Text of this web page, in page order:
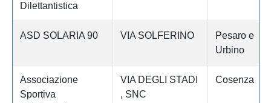
Dilettantistica
ASD SOLARIA 90 VIA SOLFERINO
Pesaro e
Urbino
Associazione
Sportiva
VIA DEGLI STADI
, SNC
Cosenza